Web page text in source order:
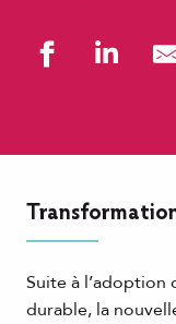
Suite à l’adoption
durable, la